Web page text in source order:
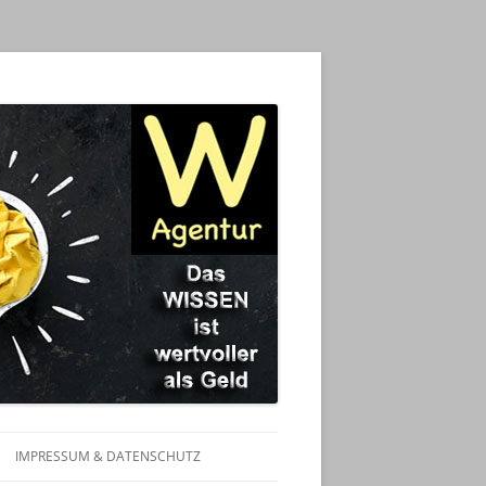
IMPRESSUM & DATENSCHUTZ